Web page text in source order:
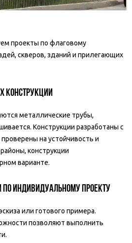
проекты по флаговому
скверов, зданий и прилегающих
КОНСТРУКЦИИ
металлические трубы,
Конструкции разработаны с
на устойчивость и
конструкции
варианте.
ИНДИВИДУАЛЬНОМУ ПРОЕКТУ
или готового примера.
позволяют выполнить